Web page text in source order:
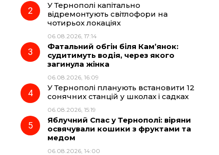
o
k
r
a
m
A
У Тернополі капітально
відремонтують світлофори на
чотирьох локаціях
06.08.2026, 17:14
Фатальний обгін біля Кам’янок:
судитимуть водія, через якого
загинула жінка
06.08.2026, 16:09
У Тернополі планують встановити 12
сонячних станцій у школах і садках
06.08.2026, 15:19
Яблучний Спас у Тернополі: віряни
освячували кошики з фруктами та
медом
06.08.2026, 14:00